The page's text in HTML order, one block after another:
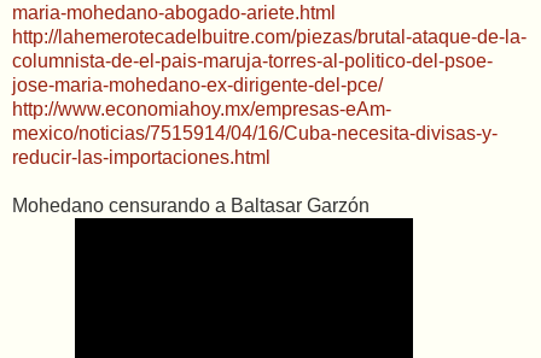
maria-mohedano-abogado-ariete.html
http://lahemerotecadelbuitre.com/piezas/brutal-ataque-de-la-
columnista-de-el-pais-maruja-torres-al-politico-del-psoe-
jose-maria-mohedano-ex-dirigente-del-pce/
http://www.economiahoy.mx/empresas-eAm-
mexico/noticias/7515914/04/16/Cuba-necesita-divisas-y-
reducir-las-importaciones.html
Mohedano censurando a Baltasar Garzón